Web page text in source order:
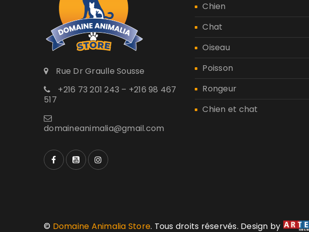
Rue Dr Graulle Sousse
+216 73 201 243 – +216 98 467
517
domaineanimalia@gmail.com
Chien
Chat
Oiseau
Poisson
Rongeur
Chien et chat
© Domaine Animalia Store. Tous droits réservés. Design by